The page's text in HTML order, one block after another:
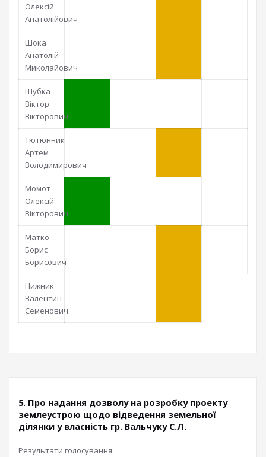
Олексій
Анатолійович
Шока
Анатолій
Миколайович
Шубка
Віктор
Вікторович
Тютюнник
Артем
Володимирович
Момот
Олексій
Вікторович
Матко
Борис
Борисович
Нижник
Валентин
Семенович
5. Про надання дозволу на розробку проекту
землеустрою щодо відведення земельної
ділянки у власність гр. Вальчуку С.Л.
Результати голосування: